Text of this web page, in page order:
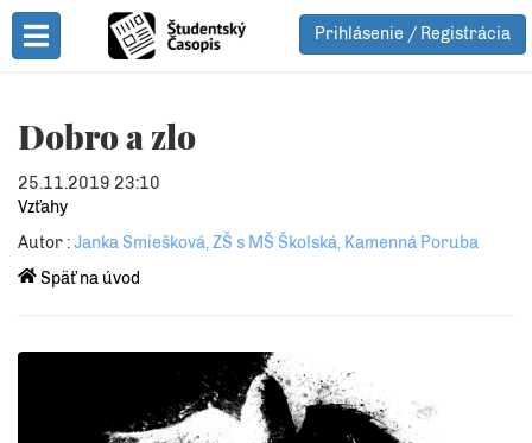
Toggle Menu
Prihlásenie / Registrácia
Dobro a zlo
25.11.2019 23:10
Vzťahy
Autor :Janka Smiešková, ZŠ s MŠ Školská, Kamenná Poruba
Späť na úvod